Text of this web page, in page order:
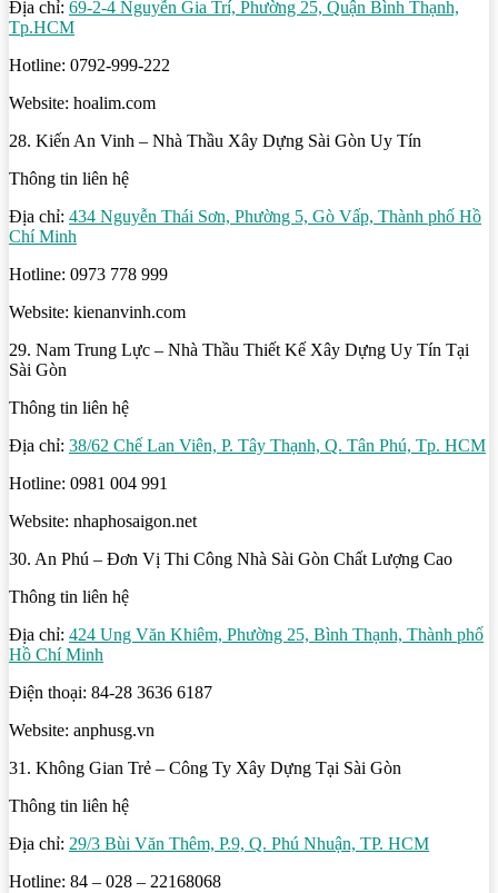
Địa chỉ: 69-2-4 Nguyễn Gia Trí, Phường 25, Quận Bình Thạnh,
Tp.HCM
Hotline: 0792-999-222
Website: hoalim.com
28. Kiến An Vinh – Nhà Thầu Xây Dựng Sài Gòn Uy Tín
Thông tin liên hệ
Địa chỉ: 434 Nguyễn Thái Sơn, Phường 5, Gò Vấp, Thành phố Hồ
Chí Minh
Hotline: 0973 778 999
Website: kienanvinh.com
29. Nam Trung Lực – Nhà Thầu Thiết Kế Xây Dựng Uy Tín Tại
Sài Gòn
Thông tin liên hệ
Địa chỉ: 38/62 Chế Lan Viên, P. Tây Thạnh, Q. Tân Phú, Tp. HCM
Hotline: 0981 004 991
Website: nhaphosaigon.net
30. An Phú – Đơn Vị Thi Công Nhà Sài Gòn Chất Lượng Cao
Thông tin liên hệ
Địa chỉ: 424 Ung Văn Khiêm, Phường 25, Bình Thạnh, Thành phố
Hồ Chí Minh
Điện thoại: 84-28 3636 6187
Website: anphusg.vn
31. Không Gian Trẻ – Công Ty Xây Dựng Tại Sài Gòn
Thông tin liên hệ
Địa chỉ: 29/3 Bùi Văn Thêm, P.9, Q. Phú Nhuận, TP. HCM
Hotline: 84 – 028 – 22168068